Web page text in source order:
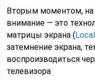
Вторым моментом, на
внимание — это
матрицы экрана (
затемнение экрана,
воспроизводиться
телевизора